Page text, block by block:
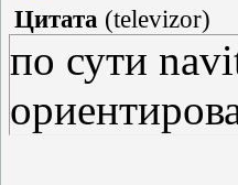
Цитата (televizor)
по сути